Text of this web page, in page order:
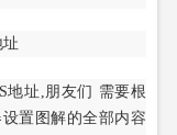
地址,朋友们 需要根
置图解的全部内容